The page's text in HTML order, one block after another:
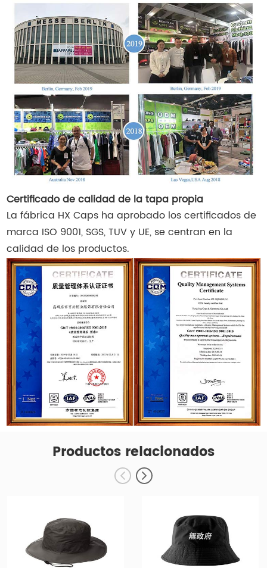
Certificado de calidad de la tapa propia
La fábrica HX Caps ha aprobado los certificados de
marca ISO 9001, SGS, TUV y UE, se centran en la
calidad de los productos.
Productos relacionados